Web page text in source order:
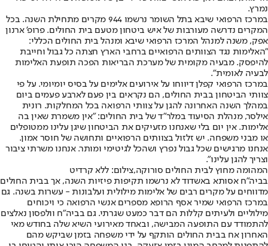
נמרץ.
במרכז הרפואי שיבא בתל השומר נרשמו 944 מקרים מתחילת השנה. בכל
המקרים נדרשה מעורבות של איש ביטחון מטעם בית החולים. פרופ' ארנון
אפק, משנה למנהל המרכז הרפואי שיבא ומנהל בית החולים הכללי:
"האלימות נגד הצוותים הרפואיים ברחבי הארץ חצתה כל גבול וחייבת
להיפסק. מבעיה מקומית של מערכת הבריאות הפכה תופעת האלימות
לבעיה לאומית".
במרכז הרפואי קפלן דיווחו על אירועים אלימים על בסיס יומיומי. על פי
צוותי הביטחון בבית החולים, הם נקראים בין פעם לארבע פעמים ביום
במהלך השנה האחרונה להגן על צוותי הרפואה בכל המחלקות. רונית
אילסר, מנהלת הסיעוד במלר"ד של בית החולים: "אין משמרת שאין בה
אלימות. אין יום בלי שאנחנו מזעיקים את הביטחון שיגן עלינו ממטופלים
או מבני משפחה. יש זלזול בצוותים הרפואיים ותחושה של חוסר אמון.
אנחנו מרגישים שכל גבול נפרץ ושהכל לגיטימי ומותר. אנחנו משרתי ציבור
וצריך להגן עלינו".
המהומה מחוץ לבית החולים סורוקה,צילום: ללא קרדיט
בביה"ח אסותא באשדוד לא נרשמו תקיפות פיזיות השנה, אך בבית החולים
מדווחים על מקרים רבים של אלימות מילולית ועלבונות - עשרות בשנה. גם
במרכז הרפואי שמיר אסף הרופא מספרים אנשי הרפואה כי ויכוחים
מילוליים ולעיתים קללות הם דבר כמעט שגרתי. גם בביה"ח וולפסון נאלצים
להתמודד עם התופעה המבישה, ובאחד מאירועי השיא שלה בחודש מאי
האחרון אח בבית החולים הותקף על ידי משפחה בזמן שביקש מהם